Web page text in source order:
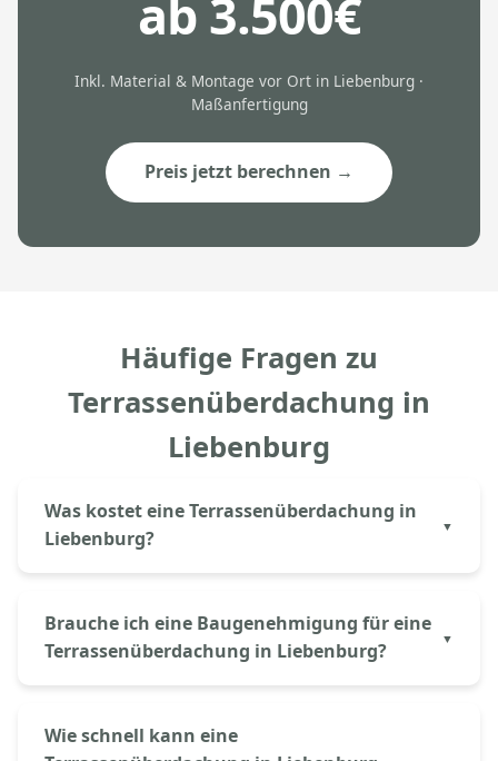
ab 3.500€
Inkl. Material & Montage vor Ort in Liebenburg ·
Maßanfertigung
Preis jetzt berechnen →
Häufige Fragen zu
Terrassenüberdachung in
Liebenburg
Was kostet eine Terrassenüberdachung in
Liebenburg?
Liebenburg kostet bei Aluprem ab 3.500€ inkl.
Material und Montage. Der genaue Preis hängt von
Größe (Breite × Tiefe), Dacheindeckung (Glas oder
eine erste Kalkulation.
Brauche ich eine Baugenehmigung für eine
Terrassenüberdachung in Liebenburg?
Terrassenüberdachungen bis 30m² Grundfläche
häufig genehmigungsfrei, sofern Mindestabstände
Wie schnell kann eine